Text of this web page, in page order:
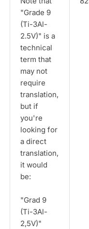
"Grade 9
(Ti-3Al-
2.5V)" is a
technical
term that
may not
require
translation,
but if
you're
looking for
a direct
translation,
it would
be:
"Grad 9
(Ti-3Al-
2,5V)"